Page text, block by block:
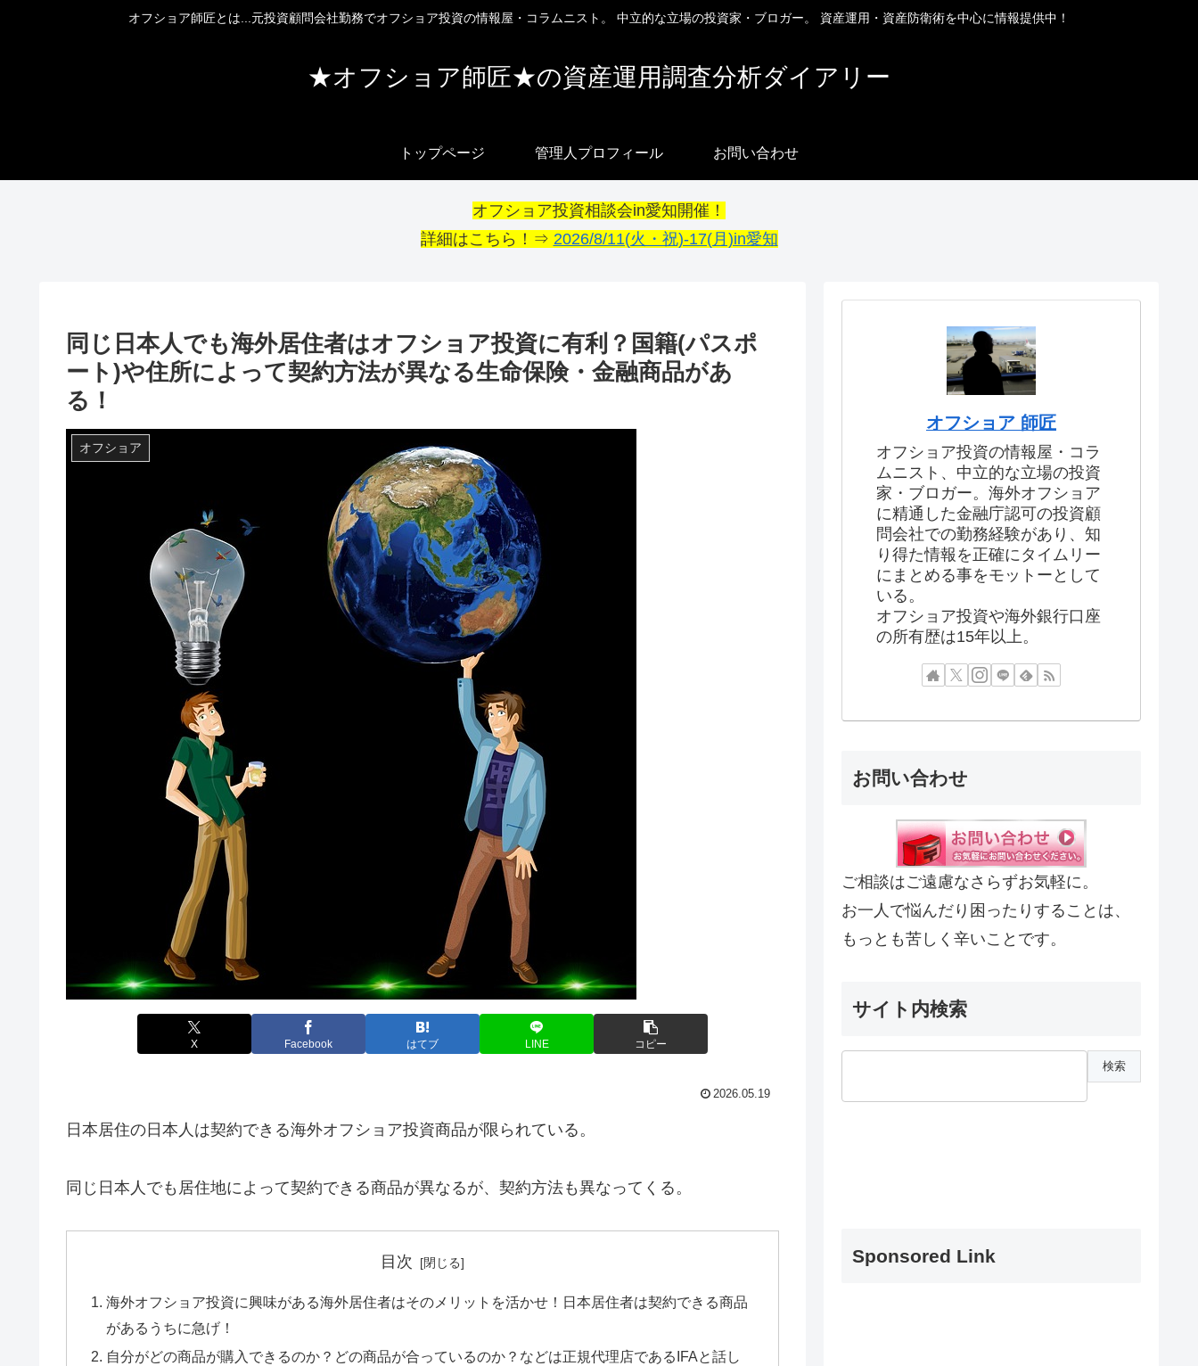
オフショア師匠とは...元投資顧問会社勤務でオフショア投資の情報屋・コラムニスト。 中立的な立場の投資家・ブロガー。 資産運用・資産防衛術を中心に情報提供中！
★オフショア師匠★の資産運用調査分析ダイアリー
トップページ 管理人プロフィール お問い合わせ
オフショア投資相談会in愛知開催！
詳細はこちら！⇒ 2026/8/11(火・祝)-17(月)in愛知
同じ日本人でも海外居住者はオフショア投資に有利？国籍(パスポ
ート)や住所によって契約方法が異なる生命保険・金融商品があ
る！
オフショア
X Facebook はてブ LINE コピー
2026.05.19
日本居住の日本人は契約できる海外オフショア投資商品が限られている。
同じ日本人でも居住地によって契約できる商品が異なるが、契約方法も異なってくる。
目次
海外オフショア投資に興味がある海外居住者はそのメリットを活かせ！日本居住者は契約できる商品
があるうちに急げ！
自分がどの商品が購入できるのか？どの商品が合っているのか？などは正規代理店であるIFAと話し
オフショア 師匠
オフショア投資の情報屋・コラ
ムニスト、中立的な立場の投資
家・ブロガー。海外オフショア
に精通した金融庁認可の投資顧
問会社での勤務経験があり、知
り得た情報を正確にタイムリー
にまとめる事をモットーとして
いる。
オフショア投資や海外銀行口座
の所有歴は15年以上。
お問い合わせ
ご相談はご遠慮なさらずお気軽に。
お一人で悩んだり困ったりすることは、
もっとも苦しく辛いことです。
サイト内検索
Sponsored Link